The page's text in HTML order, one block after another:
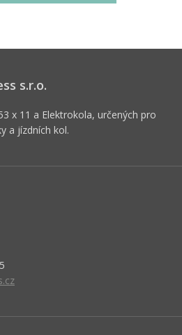
s.r.o.
x 11 a Elektrokola, určených pro
a jízdních kol.